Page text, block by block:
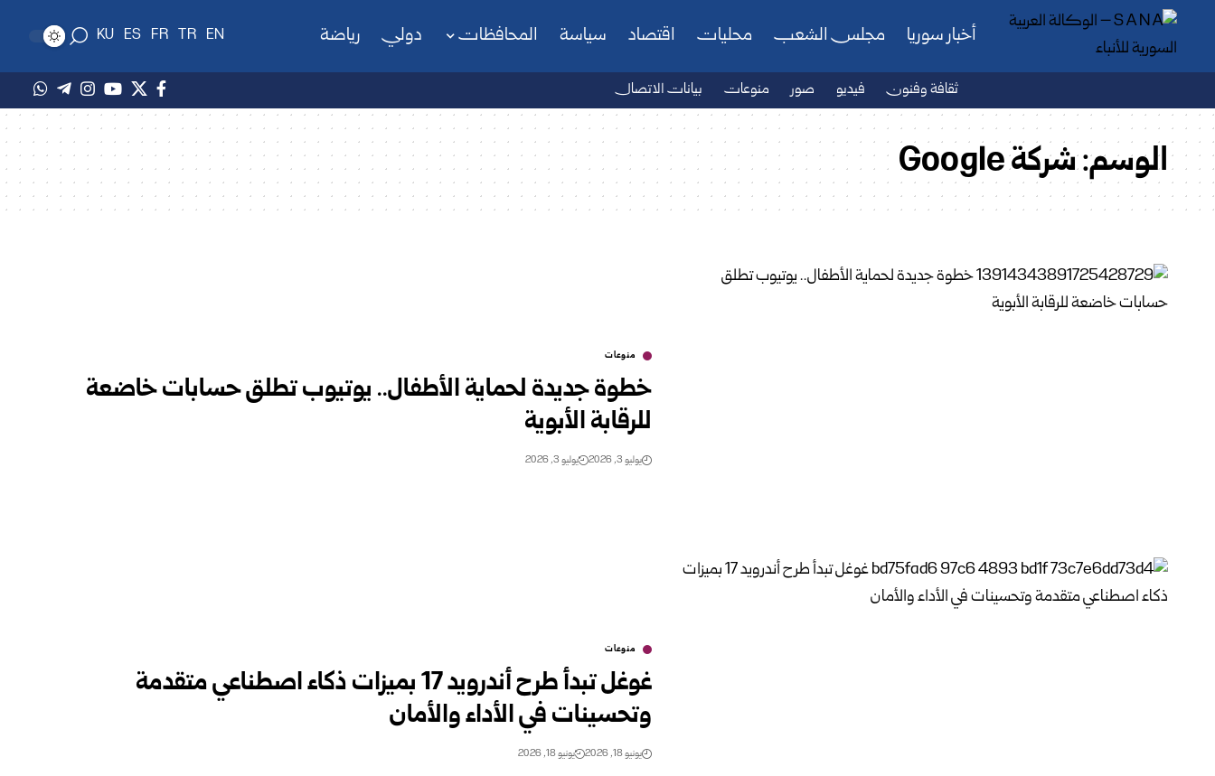
أخبار سوريا مجلس الشعب محليات اقتصاد سياسة المحافظات دولي رياضة EN
TR
FR
ES
KU
ثقافة وفنون فيديو صور منوعات بيانات الاتصال
الوسم:شركة Google
منوعات
خطوة جديدة لحماية الأطفال.. يوتيوب تطلق حسابات خاضعة
للرقابة الأبوية
يوليو 3, 2026 يوليو 3, 2026
منوعات
غوغل تبدأ طرح أندرويد 17 بميزات ذكاء اصطناعي متقدمة
وتحسينات في الأداء والأمان
يونيو 18, 2026 يونيو 18, 2026